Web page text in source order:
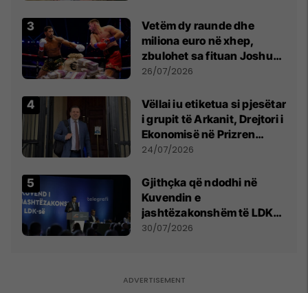
Vetëm dy raunde dhe
miliona euro në xhep,
zbulohet sa fituan Joshua
e Prenga
26/07/2026
Vëllai iu etiketua si pjesëtar
i grupit të Arkanit, Drejtori i
Ekonomisë në Prizren
mohon pretendimet
24/07/2026
Gjithçka që ndodhi në
Kuvendin e
jashtëzakonshëm të LDK-
së
30/07/2026